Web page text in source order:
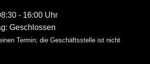
- 16:00 Uhr
Geschlossen
Termin; die Geschäftsstelle ist nicht